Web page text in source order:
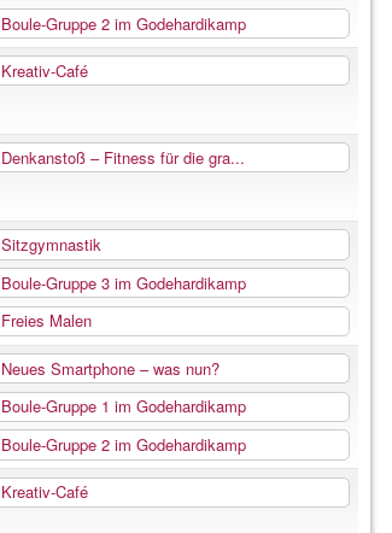
Boule-Gruppe 2 im Godehardikamp
Kreativ-Café
Denkanstoß – Fitness für die gra...
Sitzgymnastik
Boule-Gruppe 3 im Godehardikamp
Freies Malen
Neues Smartphone – was nun?
Boule-Gruppe 1 im Godehardikamp
Boule-Gruppe 2 im Godehardikamp
Kreativ-Café